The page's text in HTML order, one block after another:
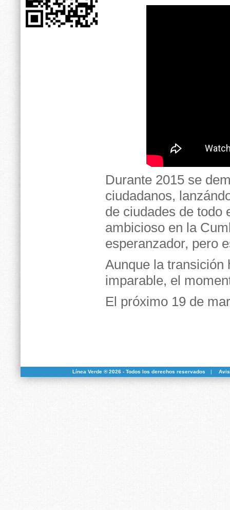
Durante 2015 se
ciudadanos,
de ciudades de todo
ambicioso en la
esperanzador, pero
Aunque la transición
imparable, el
El próximo 19 de
Línea Verde ® 2026 - Todos los derechos reservados |